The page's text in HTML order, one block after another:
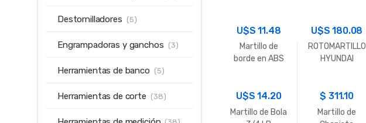
U$S11.48
Martillo de
borde en ABS
U$S180.08
ROTOMARTILLO
HYUNDAI
26MM
U$S14.20
Martillo de Bola
$ 311.10
Martillo de
Destornilladores (5)
Engrampadoras y ganchos (3)
Herramientas de banco (5)
Herramientas de corte (38)